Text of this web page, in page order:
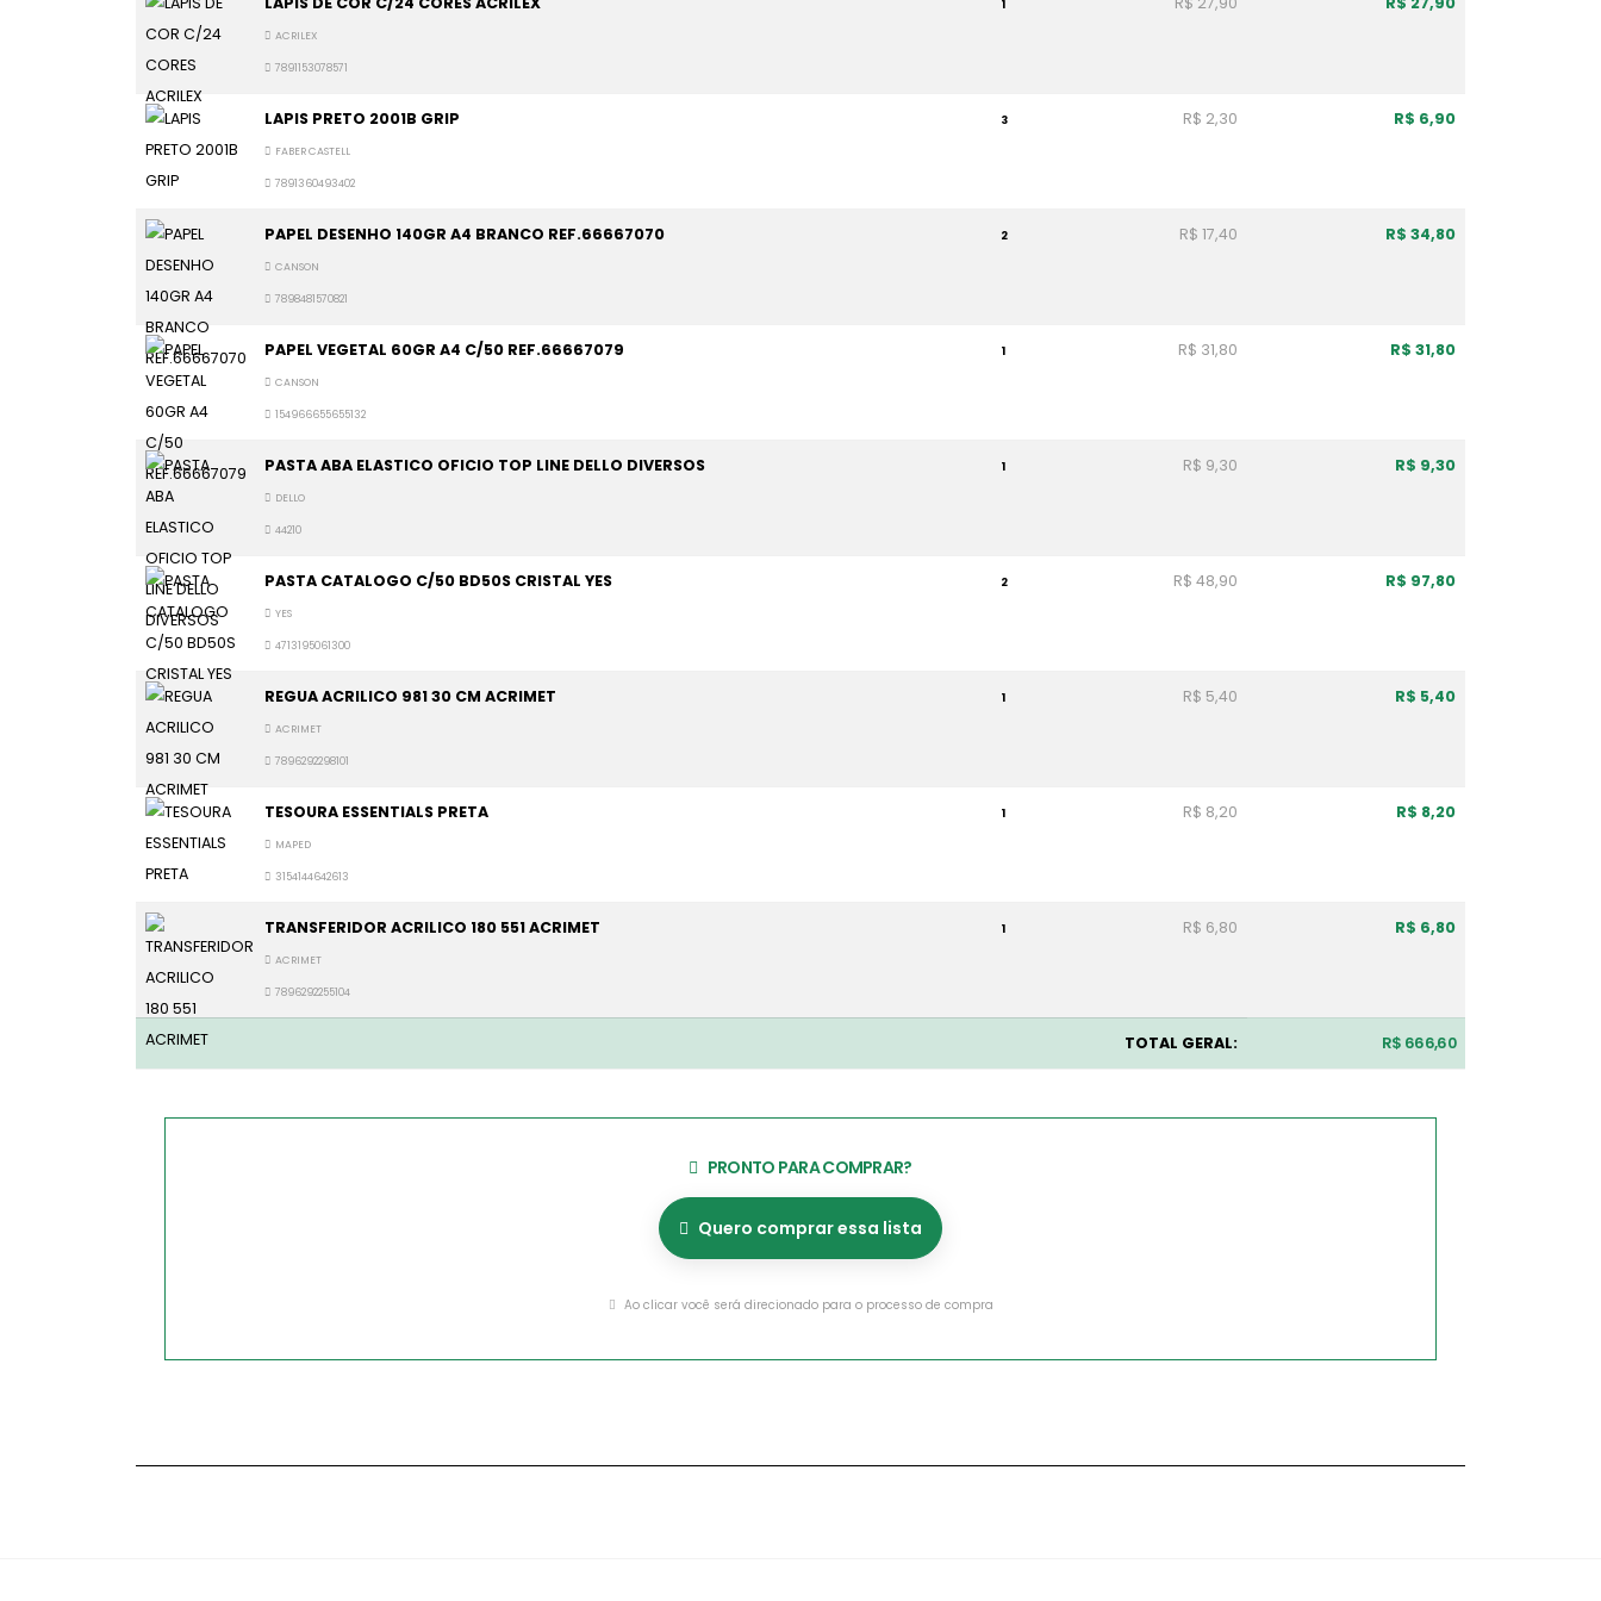
ACRILEX
7891153078571
1
LAPIS PRETO 2001B GRIP
FABER CASTELL
7891360493402
3 R$ 2,30 R$ 6,90
PAPEL DESENHO 140GR A4 BRANCO REF.66667070
CANSON
7898481570821
2 R$ 17,40 R$ 34,80
PAPEL VEGETAL 60GR A4 C/50 REF.66667079
CANSON
154966655655132
1 R$ 31,80 R$ 31,80
PASTA ABA ELASTICO OFICIO TOP LINE DELLO DIVERSOS
DELLO
44210
1 R$ 9,30 R$ 9,30
PASTA CATALOGO C/50 BD50S CRISTAL YES
YES
4713195061300
2 R$ 48,90 R$ 97,80
REGUA ACRILICO 981 30 CM ACRIMET
ACRIMET
7896292298101
1 R$ 5,40 R$ 5,40
TESOURA ESSENTIALS PRETA
MAPED
3154144642613
1 R$ 8,20 R$ 8,20
TRANSFERIDOR ACRILICO 180 551 ACRIMET
ACRIMET
7896292255104
1 R$ 6,80 R$ 6,80
TOTAL GERAL: R$ 666,60
PRONTO PARA COMPRAR?
Quero comprar essa lista
Ao clicar você será direcionado para o processo de compra